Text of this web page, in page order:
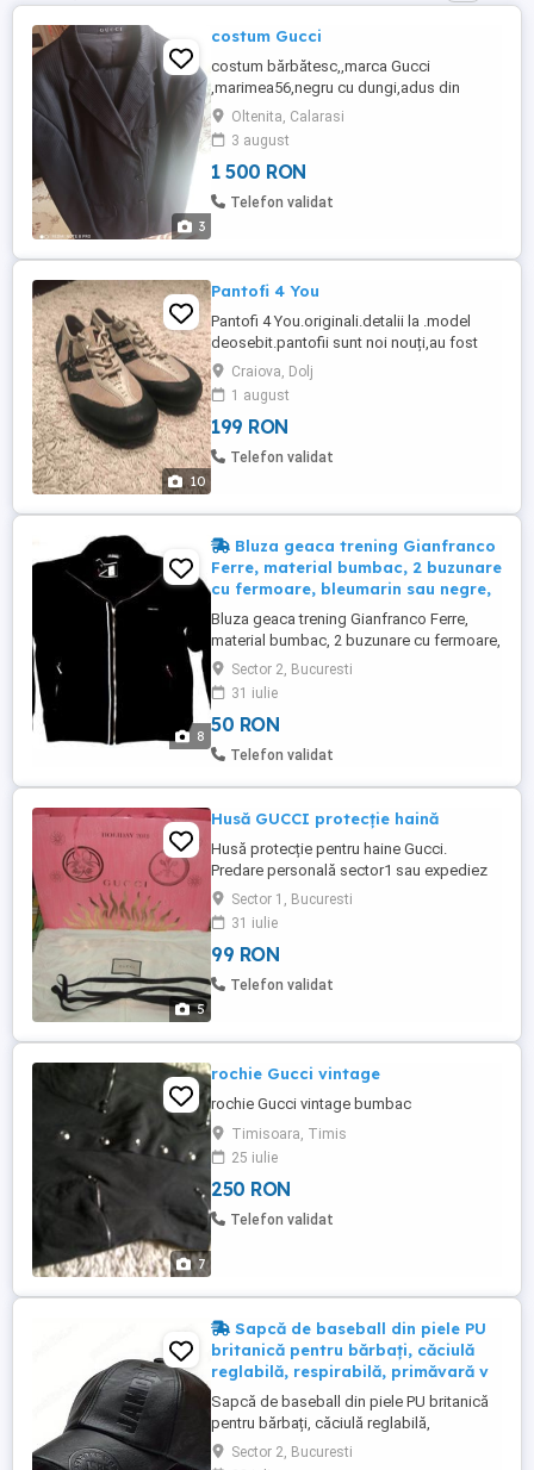
3
costum Gucci
costum bărbătesc,,marca Gucci
,marimea56,negru cu dungi,adus din
America,folosit de puține ori .in stare
foarte buna
Oltenita, Calarasi
3 august
1 500 RON
Telefon validat
10
Pantofi 4 You
Pantofi 4 You.originali.detalii la .model
deosebit.pantofii sunt noi nouți,au fost
decât probati.marimea 45sau lungimea
talpicului de 29cm.vizualizati anunțurile
mele unde se găsesc doar produse
originale.
Craiova, Dolj
1 august
199 RON
Telefon validat
8
Bluza geaca trening Gianfranco
Ferre, material bumbac, 2 buzunare
cu fermoare, bleumarin sau negre,
Bluza geaca trening Gianfranco Ferre,
material bumbac, 2 buzunare cu fermoare,
bleumarin sau negre, lungime 63 cm,
latime 50 cm. Livrare gratis in Bucuresti la
Bucur Obor sau prin curier. Telefon Peste 5
produse din anunturi 10% reducere.
Sector 2, Bucuresti
31 iulie
50 RON
Telefon validat
5
Husă GUCCI protecție haină
Husă protecție pentru haine Gucci.
Predare personală sector1 sau expediez
doar prin poșta română cu 22 lei. Vizitați și
celelalte anunțuri din lista mea.
Sector 1, Bucuresti
31 iulie
99 RON
Telefon validat
7
rochie Gucci vintage
rochie Gucci vintage bumbac
Timisoara, Timis
25 iulie
250 RON
Telefon validat
Sapcă de baseball din piele PU
britanică pentru bărbați, căciulă
reglabilă, respirabilă, primăvară v
Sapcă de baseball din piele PU britanică
pentru bărbați, căciulă reglabilă,
respirabilă, primăvară vară toamnă iarnă.
Livrare gratis in Bucuresti la Bucur Obor
Sector 2, Bucuresti